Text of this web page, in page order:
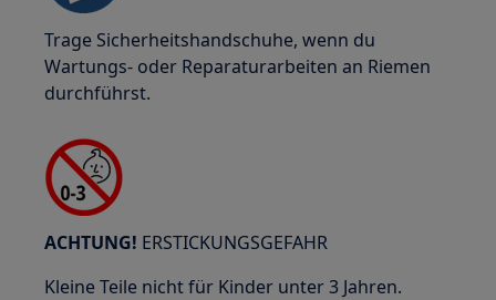
Trage Sicherheitshandschuhe, wenn du
Wartungs- oder Reparaturarbeiten an Riemen
durchführst.
ACHTUNG! ERSTICKUNGSGEFAHR
Kleine Teile nicht für Kinder unter 3 Jahren.